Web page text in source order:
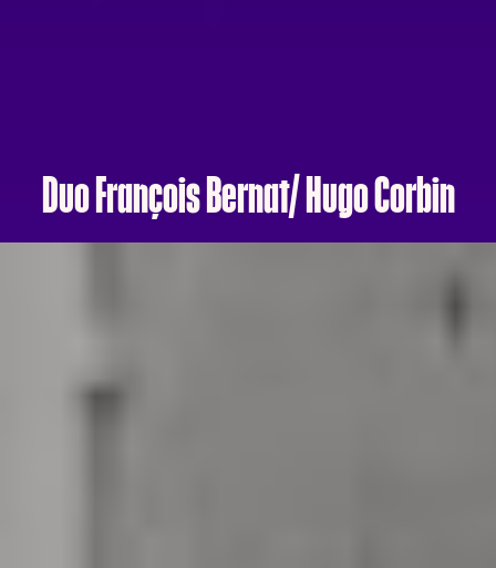
Duo François Bernat/ Hugo Corbin